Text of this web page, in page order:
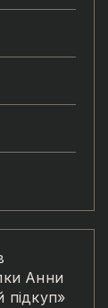
Анни
підкуп»